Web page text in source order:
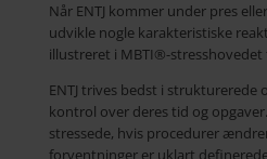
Når ENTJ kommer under pres
udvikle nogle karakteristiske
illustreret i MBTI®-stresshovedet
ENTJ trives bedst i strukturerede
kontrol over deres tid og
stressede, hvis procedurer
forventninger er uklart